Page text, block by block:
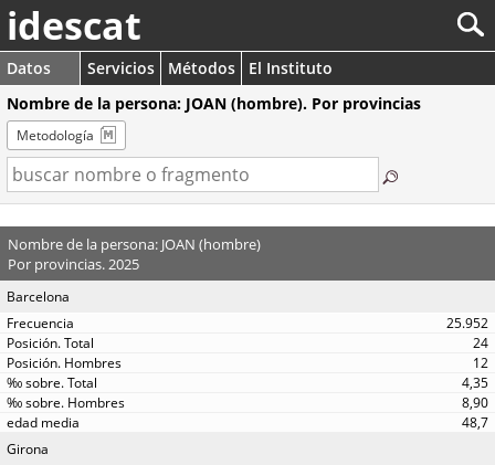
idescat
Datos Servicios Métodos
El Instituto
Nombre de la persona: JOAN (hombre). Por provincias
Metodología
Nombre de la persona: JOAN (hombre)
Por provincias. 2025
Barcelona
25.952
24
12
4,35
8,90
48,7
Girona